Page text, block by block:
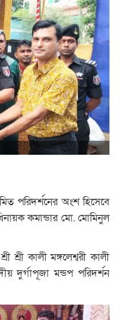
পরিদর্শনের অংশ হিসেবে
কমান্ডার মো. মোমিনুল
শ্রী কালী মঙ্গলেশ্বরী কালী
দুর্গাপূজা মন্ডপ পরিদর্শন